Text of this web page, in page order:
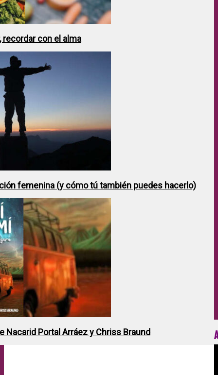
recordar con el alma
femenina (y cómo tú también puedes hacerlo)
Nacarid Portal Arráez y Chriss Braund